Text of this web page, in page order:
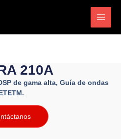
Main
210A
de gama alta, Guía de ondas